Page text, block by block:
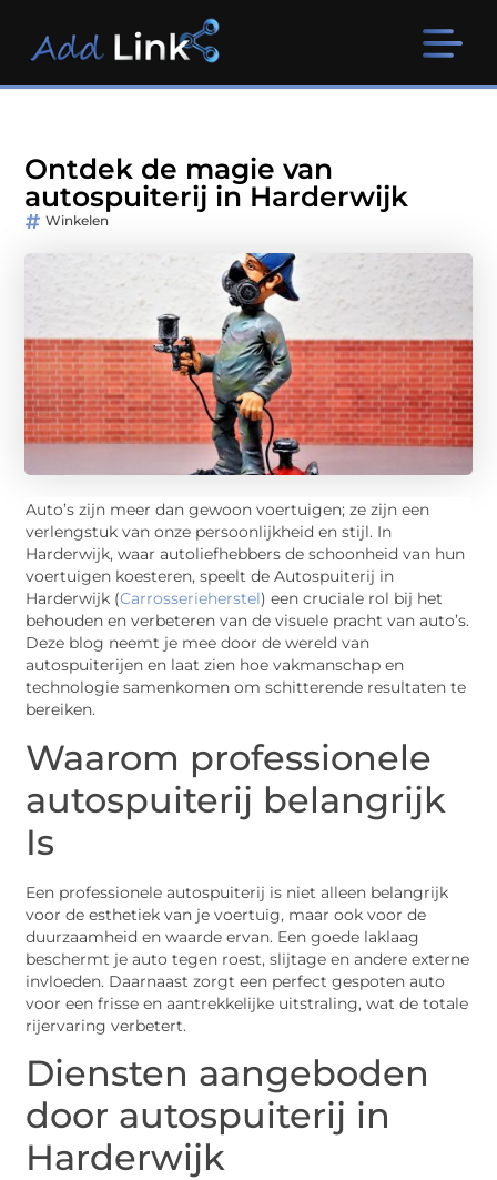
Ontdek de magie van
autospuiterij in Harderwijk
Winkelen
Auto’s zijn meer dan gewoon voertuigen; ze zijn een
verlengstuk van onze persoonlijkheid en stijl. In
Harderwijk, waar autoliefhebbers de schoonheid van hun
voertuigen koesteren, speelt de Autospuiterij in
Harderwijk (Carrosserieherstel) een cruciale rol bij het
behouden en verbeteren van de visuele pracht van auto’s.
Deze blog neemt je mee door de wereld van
autospuiterijen en laat zien hoe vakmanschap en
technologie samenkomen om schitterende resultaten te
bereiken.
Waarom professionele
autospuiterij belangrijk
Is
Een professionele autospuiterij is niet alleen belangrijk
voor de esthetiek van je voertuig, maar ook voor de
duurzaamheid en waarde ervan. Een goede laklaag
beschermt je auto tegen roest, slijtage en andere externe
invloeden. Daarnaast zorgt een perfect gespoten auto
voor een frisse en aantrekkelijke uitstraling, wat de totale
rijervaring verbetert.
Diensten aangeboden
door autospuiterij in
Harderwijk